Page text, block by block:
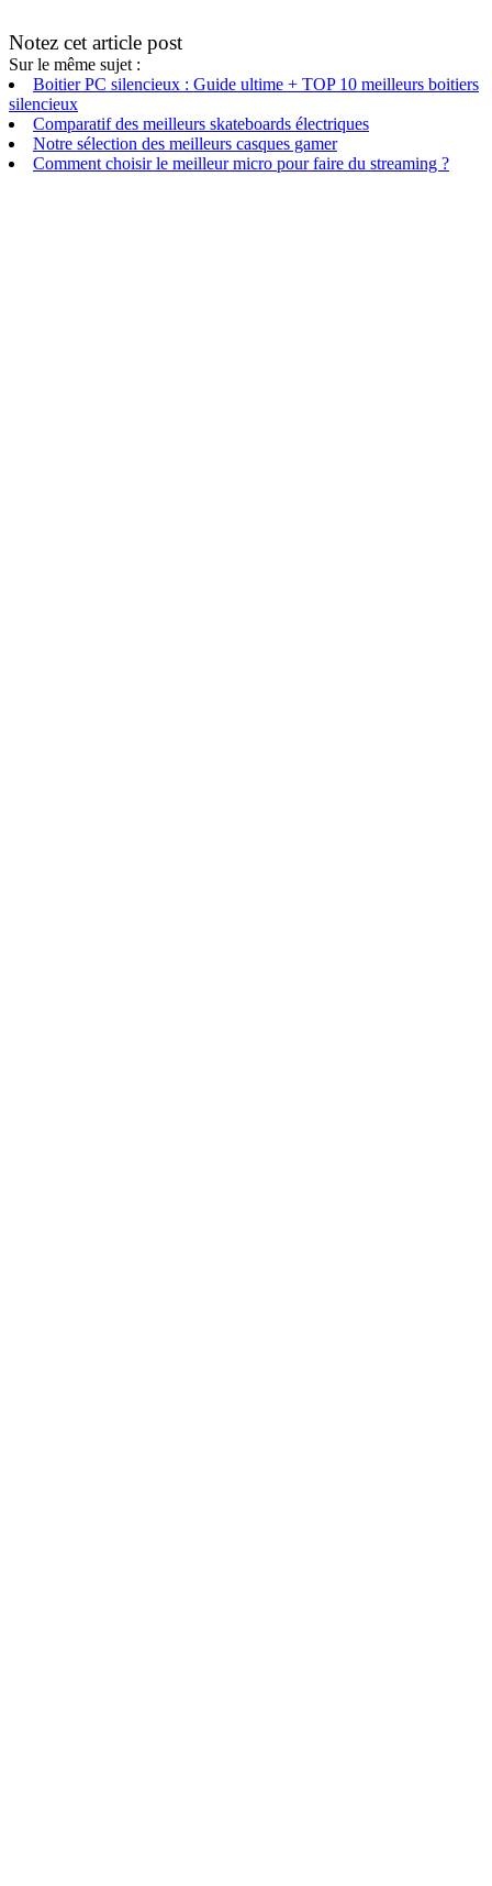
Notez cet article post
Sur le même sujet :
Boitier PC silencieux : Guide ultime + TOP 10 meilleurs boitiers
silencieux
Comparatif des meilleurs skateboards électriques
Notre sélection des meilleurs casques gamer
Comment choisir le meilleur micro pour faire du streaming ?